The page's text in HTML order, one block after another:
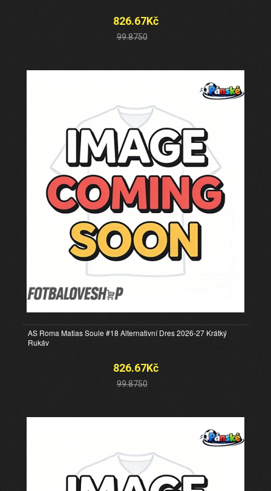
826.67Kč
99.8750
AS Roma Matias Soule #18 Alternativní Dres 2026-27 Krátký
Rukáv
826.67Kč
99.8750